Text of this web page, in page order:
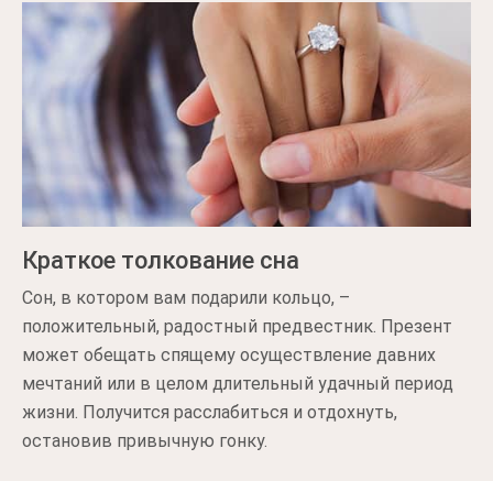
Краткое толкование сна
Сон, в котором вам подарили кольцо, –
положительный, радостный предвестник. Презент
может обещать спящему осуществление давних
мечтаний или в целом длительный удачный период
жизни. Получится расслабиться и отдохнуть,
остановив привычную гонку.